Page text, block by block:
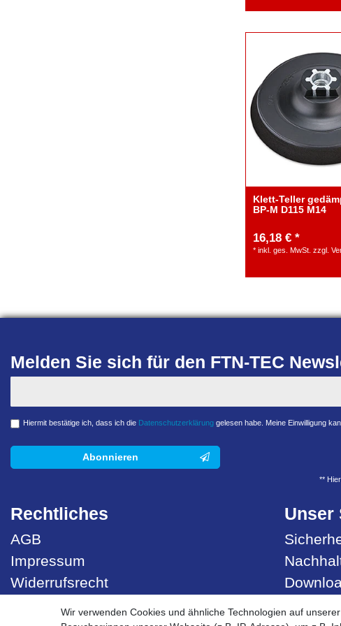
Klett-Teller
BP-M D115 M14
16,18 € *
*inkl. ges. MwSt. zzgl.
Melden Sie sich für den FTN-TEC
Hiermit bestätige ich, dass ich die Daten­schutz­erklärunggelesen habe. Meine Einwilligung
Abonnieren
**
Rechtliches
AGB
Impressum
Widerrufsrecht
Unser
Wir verwenden Cookies und ähnliche Technologien auf